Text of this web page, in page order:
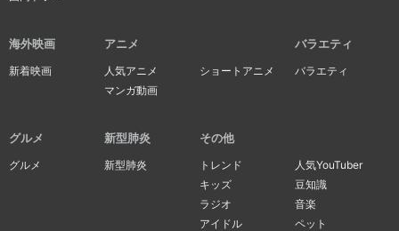
海外映画
新着映画
アニメ
人気アニメ
ショートアニメ
マンガ動画
バラエティ
バラエティ
グルメ
グルメ
新型肺炎
新型肺炎
その他
トレンド
人気YouTuber
キッズ
豆知識
ラジオ
音楽
アイドル
ペット